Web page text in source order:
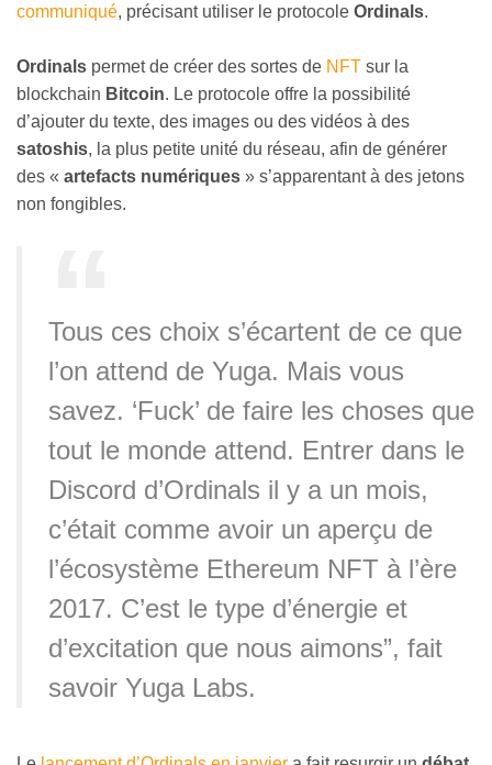
communiqué, précisant utiliser le protocole Ordinals.
Ordinals permet de créer des sortes de NFT sur la
blockchain Bitcoin. Le protocole offre la possibilité
d’ajouter du texte, des images ou des vidéos à des
satoshis, la plus petite unité du réseau, afin de générer
des « artefacts numériques » s’apparentant à des jetons
non fongibles.
Tous ces choix s’écartent de ce que
l’on attend de Yuga. Mais vous
savez. ‘Fuck’ de faire les choses que
tout le monde attend. Entrer dans le
Discord d’Ordinals il y a un mois,
c’était comme avoir un aperçu de
l’écosystème Ethereum NFT à l’ère
2017. C’est le type d’énergie et
d’excitation que nous aimons”, fait
savoir Yuga Labs.